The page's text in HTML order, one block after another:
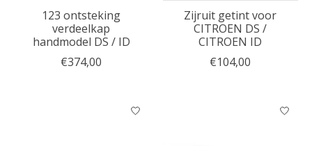
123 ontsteking
verdeelkap
handmodel DS / ID
€374,00
Zijruit getint voor
CITROEN DS /
CITROEN ID
€104,00